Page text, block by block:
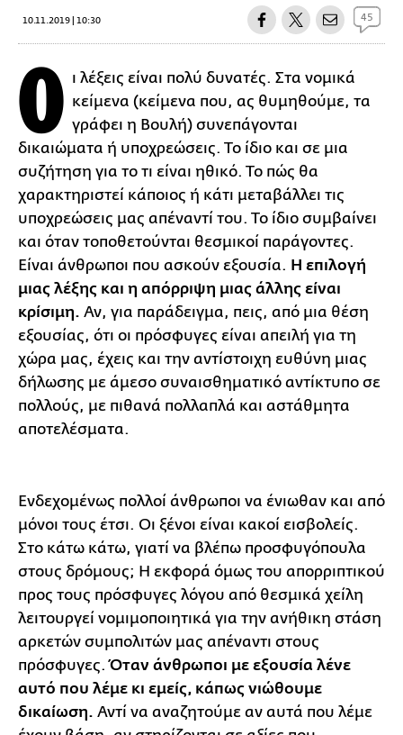
10.11.2019 | 10:30 45
Ο ι λέξεις είναι πολύ δυνατές. Στα νομικά
κείμενα (κείμενα που, ας θυμηθούμε, τα
γράφει η Βουλή) συνεπάγονται
δικαιώματα ή υποχρεώσεις. Το ίδιο και σε μια
συζήτηση για το τι είναι ηθικό. Το πώς θα
χαρακτηριστεί κάποιος ή κάτι μεταβάλλει τις
υποχρεώσεις μας απέναντί του. Το ίδιο συμβαίνει
και όταν τοποθετούνται θεσμικοί παράγοντες.
Είναι άνθρωποι που ασκούν εξουσία. Η επιλογή
μιας λέξης και η απόρριψη μιας άλλης είναι
κρίσιμη. Αν, για παράδειγμα, πεις, από μια θέση
εξουσίας, ότι οι πρόσφυγες είναι απειλή για τη
χώρα μας, έχεις και την αντίστοιχη ευθύνη μιας
δήλωσης με άμεσο συναισθηματικό αντίκτυπο σε
πολλούς, με πιθανά πολλαπλά και αστάθμητα
αποτελέσματα.
Ενδεχομένως πολλοί άνθρωποι να ένιωθαν και από
μόνοι τους έτσι. Οι ξένοι είναι κακοί εισβολείς.
Στο κάτω κάτω, γιατί να βλέπω προσφυγόπουλα
στους δρόμους; Η εκφορά όμως του απορριπτικού
προς τους πρόσφυγες λόγου από θεσμικά χείλη
λειτουργεί νομιμοποιητικά για την ανήθικη στάση
αρκετών συμπολιτών μας απέναντι στους
πρόσφυγες.Όταν άνθρωποι με εξουσία λένε
αυτό που λέμε κι εμείς, κάπως νιώθουμε
δικαίωση. Αντί να αναζητούμε αν αυτά που λέμε